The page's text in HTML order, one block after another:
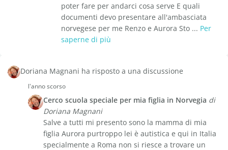
poter fare per andarci cosa serve E quali
documenti devo presentare all'ambasciata
norvegese per me Renzo e Aurora Sto ... Per
saperne di più
Doriana Magnani ha risposto a una discussione
l'anno scorso
Cerco scuola speciale per mia figlia in Norvegia di
Doriana Magnani
Salve a tutti mi presento sono la mamma di mia
figlia Aurora purtroppo lei è autistica e qui in Italia
specialmente a Roma non si riesce a trovare un